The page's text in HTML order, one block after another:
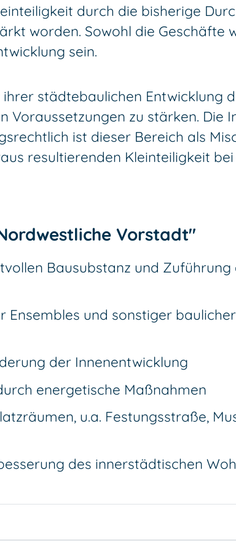
durch die bisherige
worden. Sowohl die Geschäfte
sein.
städtebaulichen Entwicklung
zu stärken. Die
ist dieser Bereich als
resultierenden Kleinteiligkeit
Vorstadt"
Bausubstanz und Zuführung
und sonstiger
der Innenentwicklung
energetische Maßnahmen
u.a. Festungsstraße,
des innerstädtischen